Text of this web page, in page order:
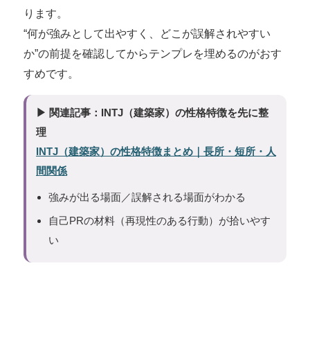
ります。
“何が強みとして出やすく、どこが誤解されやすい
か”の前提を確認してからテンプレを埋めるのがおす
すめです。
▶ 関連記事：INTJ（建築家）の性格特徴を先に整
理
INTJ（建築家）の性格特徴まとめ｜長所・短所・人
間関係
強みが出る場面／誤解される場面がわかる
自己PRの材料（再現性のある行動）が拾いやす
い